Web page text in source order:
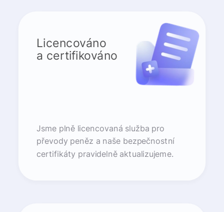
Licencováno
a certifikováno
Jsme plně licencovaná služba pro
převody peněz a naše bezpečnostní
certifikáty pravidelně aktualizujeme.